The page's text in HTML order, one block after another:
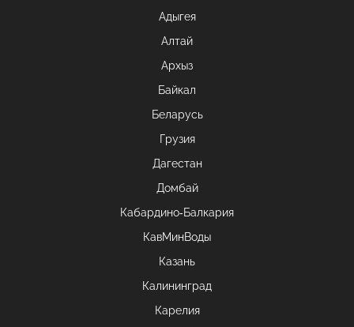
Адыгея
Алтай
Архыз
Байкал
Беларусь
Грузия
Дагестан
Домбай
Кабардино-Балкария
КавМинВоды
Казань
Калининград
Карелия